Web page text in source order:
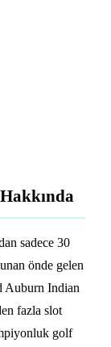
sadece 30
önde gelen
Auburn Indian
fazla slot
golf